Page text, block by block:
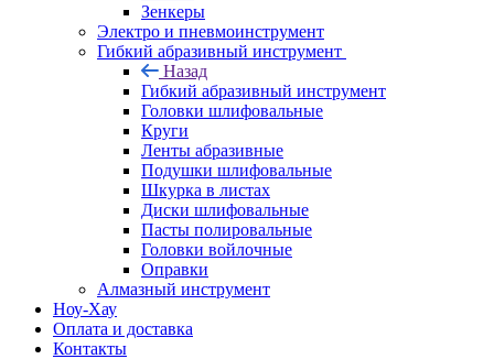
Зенкеры
Электро и пневмоинструмент
Гибкий абразивный инструмент
Назад
Гибкий абразивный инструмент
Головки шлифовальные
Круги
Ленты абразивные
Подушки шлифовальные
Шкурка в листах
Диски шлифовальные
Пасты полировальные
Головки войлочные
Оправки
Алмазный инструмент
Ноу-Хау
Оплата и доставка
Контакты